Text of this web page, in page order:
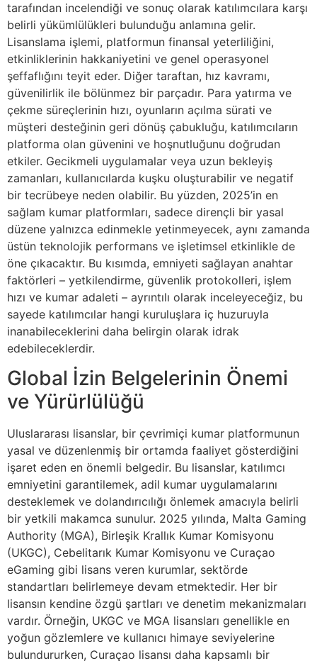
tarafından incelendiği ve sonuç olarak katılımcılara karşı
belirli yükümlülükleri bulunduğu anlamına gelir.
Lisanslama işlemi, platformun finansal yeterliliğini,
etkinliklerinin hakkaniyetini ve genel operasyonel
şeffaflığını teyit eder. Diğer taraftan, hız kavramı,
güvenilirlik ile bölünmez bir parçadır. Para yatırma ve
çekme süreçlerinin hızı, oyunların açılma sürati ve
müşteri desteğinin geri dönüş çabukluğu, katılımcıların
platforma olan güvenini ve hoşnutluğunu doğrudan
etkiler. Gecikmeli uygulamalar veya uzun bekleyiş
zamanları, kullanıcılarda kuşku oluşturabilir ve negatif
bir tecrübeye neden olabilir. Bu yüzden, 2025’in en
sağlam kumar platformları, sadece dirençli bir yasal
düzene yalnızca edinmekle yetinmeyecek, aynı zamanda
üstün teknolojik performans ve işletimsel etkinlikle de
öne çıkacaktır. Bu kısımda, emniyeti sağlayan anahtar
faktörleri – yetkilendirme, güvenlik protokolleri, işlem
hızı ve kumar adaleti – ayrıntılı olarak inceleyeceğiz, bu
sayede katılımcılar hangi kuruluşlara iç huzuruyla
inanabileceklerini daha belirgin olarak idrak
edebileceklerdir.
Global İzin Belgelerinin Önemi
ve Yürürlülüğü
Uluslararası lisanslar, bir çevrimiçi kumar platformunun
yasal ve düzenlenmiş bir ortamda faaliyet gösterdiğini
işaret eden en önemli belgedir. Bu lisanslar, katılımcı
emniyetini garantilemek, adil kumar uygulamalarını
desteklemek ve dolandırıcılığı önlemek amacıyla belirli
bir yetkili makamca sunulur. 2025 yılında, Malta Gaming
Authority (MGA), Birleşik Krallık Kumar Komisyonu
(UKGC), Cebelitarık Kumar Komisyonu ve Curaçao
eGaming gibi lisans veren kurumlar, sektörde
standartları belirlemeye devam etmektedir. Her bir
lisansın kendine özgü şartları ve denetim mekanizmaları
vardır. Örneğin, UKGC ve MGA lisansları genellikle en
yoğun gözlemlere ve kullanıcı himaye seviyelerine
bulundururken, Curaçao lisansı daha kapsamlı bir